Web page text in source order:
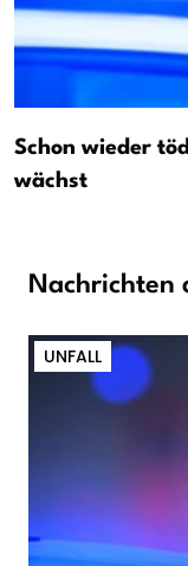
Schon wieder
wächst
Nachrichten
UNFALL